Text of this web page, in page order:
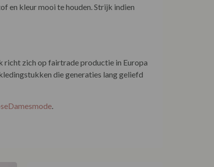
en kleur mooi te houden. Strijk indien
richt zich op fairtrade productie in Europa
die generaties lang geliefd